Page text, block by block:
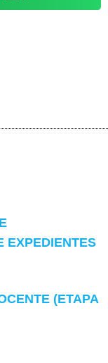
EXPEDIENTES
(ETAPA